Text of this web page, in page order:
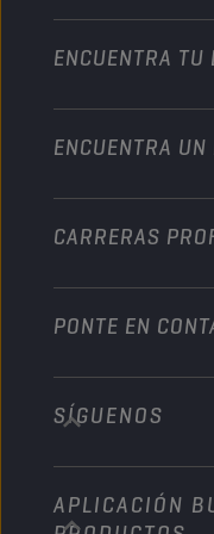
Motocicleta y
Industria
Naútica
Motocicleta
Servicio pesado
ENCUENTRA TU
ENCUENTRA
CARRERAS
PONTE EN
+32 3 870 00 20
Georges
SÍGUENOS
APLICACIÓN